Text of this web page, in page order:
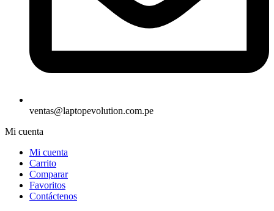
ventas@laptopevolution.com.pe
Mi cuenta
Mi cuenta
Carrito
Comparar
Favoritos
Contáctenos